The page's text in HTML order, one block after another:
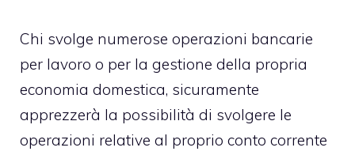
Chi svolge numerose operazioni bancarie
per lavoro o per la gestione della propria
economia domestica, sicuramente
apprezzerà la possibilità di svolgere le
operazioni relative al proprio conto corrente